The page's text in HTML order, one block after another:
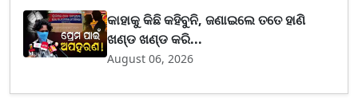
କାହାକୁ କିଛି କହିବୁନି, ଜଣାଇଲେ ତତେ ହାଣି
ଖଣ୍ଡ ଖଣ୍ଡ କରି...
August 06, 2026